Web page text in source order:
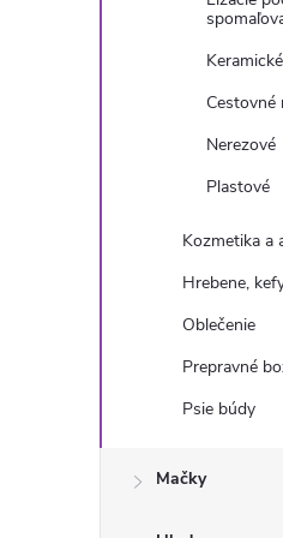
Keramické
Cestovné
Nerezové
Plastové
Kozmetika a
Hrebene,
Oblečenie
Prepravné
Psie búdy
Mačky